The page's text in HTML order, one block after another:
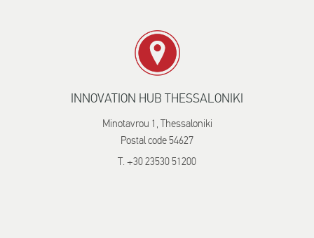
INNOVATION HUB THESSALONIKI
Minotavrou 1, Thessaloniki
Postal code 54627
T. +30 23530 51200